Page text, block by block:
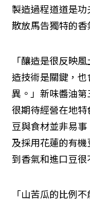
製造過程道道是
散放馬告獨特的香
「釀造是很反映
造技術是關鍵，
異。」新味醬油第
很期待經營在地
豆與食材並非易
及採用花蓮的有
到香氣和進口豆很
「山苦瓜的比例